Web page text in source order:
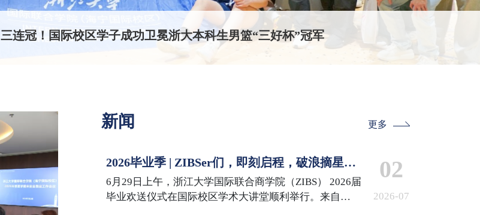
梦想校园 伟大教育｜国际校区2026年校园开放日回顾
新闻 更多
2026毕业季 | ZIBSer们，即刻启程，破浪摘星！
Sail the Seas, Reach the Stars
6月29日上午，浙江大学国际联合商学院（ZIBS） 2026届
毕业欢送仪式在国际校区学术大讲堂顺利举行。来自
02
2026-07